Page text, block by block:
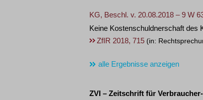
KG, Beschl. v. 20.08.2018 – 9 W
Keine Kostenschuldnerschaft des
ZfIR 2018, 715 (in:
alle Ergebnisse anzeigen
ZVI – Zeitschrift für